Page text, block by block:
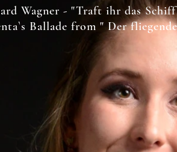
Wagner - "Traft ihr das
Ballade from " Der